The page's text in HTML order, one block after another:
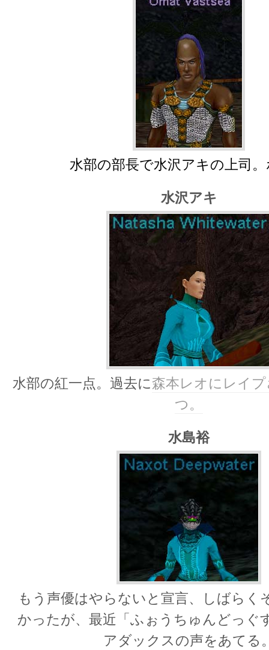
水部の部長で水沢アキの上司
水沢アキ
水部の紅一点。過去に森本レオにレイ
つ。
水島裕
もう声優はやらないと宣言、しばらく
かったが、最近「ふぉうちゅんどっぐ
アダックスの声をあてる